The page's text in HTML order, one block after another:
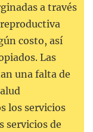
a través
costo, así
Las
una falta de
los servicios
servicios de